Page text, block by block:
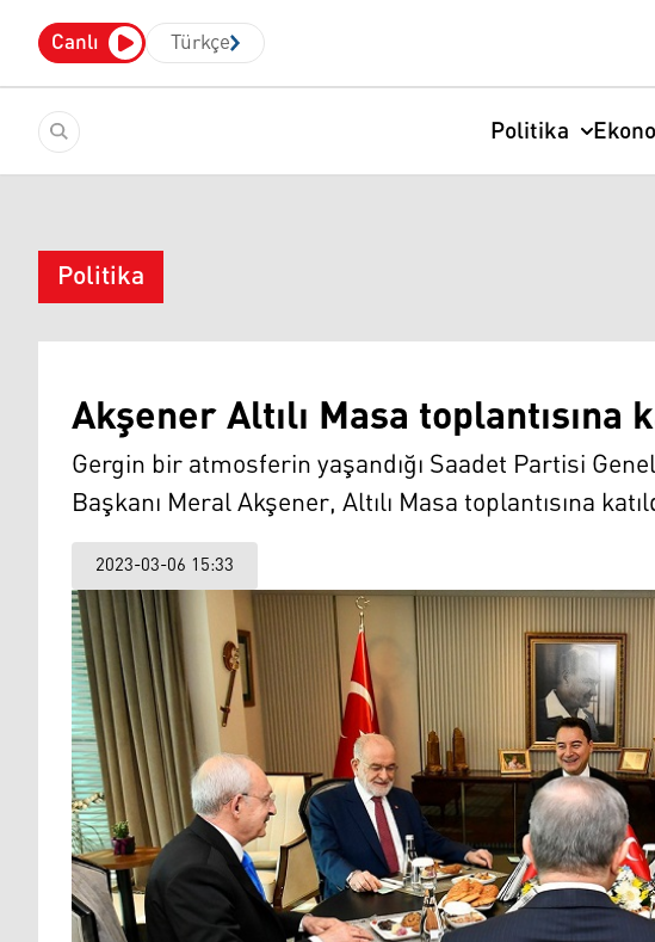
Canlı Türkçe
Politika
Politika
Akşener Altılı Masa toplantısına
Gergin bir atmosferin yaşandığı Saadet Partisi
Başkanı Meral Akşener, Altılı Masa toplantısına
2023-03-06 15:33